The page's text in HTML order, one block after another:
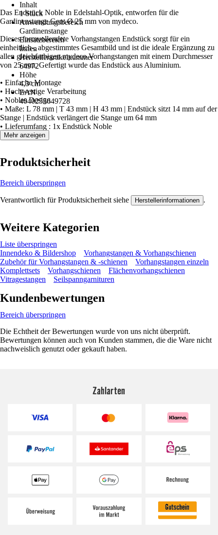
Inhalt
1 Stück
Anwendungsbereich
Gardinenstange
Einsatzbereich
Innen
Herstellerartikelnummer
64972
Höhe
4,3 cm
EAN
4040255649728
Das Endstück Noble in Edelstahl-Optik, entworfen für die
Gardinenstange Gent Ø 25 mm von mydeco.
Dieses formvollendete Vorhangstangen Endstück sorgt für ein
einheitlich-, abgestimmtes Gesamtbild und ist die ideale Ergänzung zu
allen gleichfarbigen mydeco Vorhangstangen mit einem Durchmesser
von 25 mm. Gefertigt wurde das Endstück aus Aluminium.
• Einfache Montage
• Hochwertige Verarbeitung
• Nobles Design
• Maße: L 78 mm | T 43 mm | H 43 mm | Endstück sitzt 14 mm auf der
Stange | Endstück verlängert die Stange um 64 mm
• Lieferumfang : 1x Endstück Noble
Mehr anzeigen
Produktsicherheit
Bereich überspringen
Verantwortlich für Produktsicherheit siehe Herstellerinformationen .
Weitere Kategorien
Liste überspringen
Innendeko & Bildershop
Vorhangstangen & Vorhangschienen
Zubehör für Vorhangstangen & -schienen
Vorhangstangen einzeln
Komplettsets
Vorhangschienen
Flächenvorhangschienen
Vitragestangen
Seilspanngarnituren
Kundenbewertungen
Bereich überspringen
Die Echtheit der Bewertungen wurde von uns nicht überprüft.
Bewertungen können auch von Kunden stammen, die die Ware nicht
nachweislich genutzt oder gekauft haben.
Zahlarten